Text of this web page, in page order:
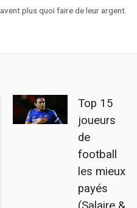
plus quoi faire de leur argent.
Top 15
joueurs
de
football
les mieux
payés